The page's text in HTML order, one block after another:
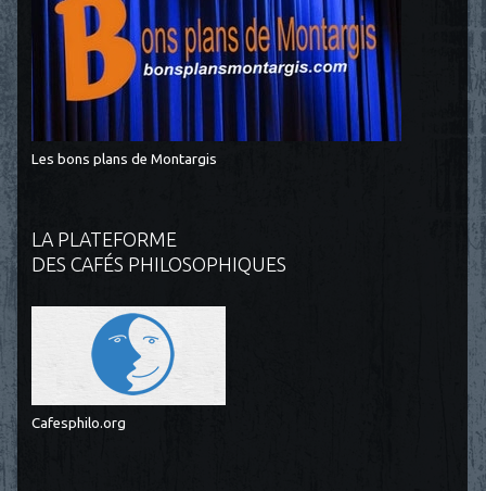
Les bons plans de Montargis
LA PLATEFORME
DES CAFÉS PHILOSOPHIQUES
Cafesphilo.org